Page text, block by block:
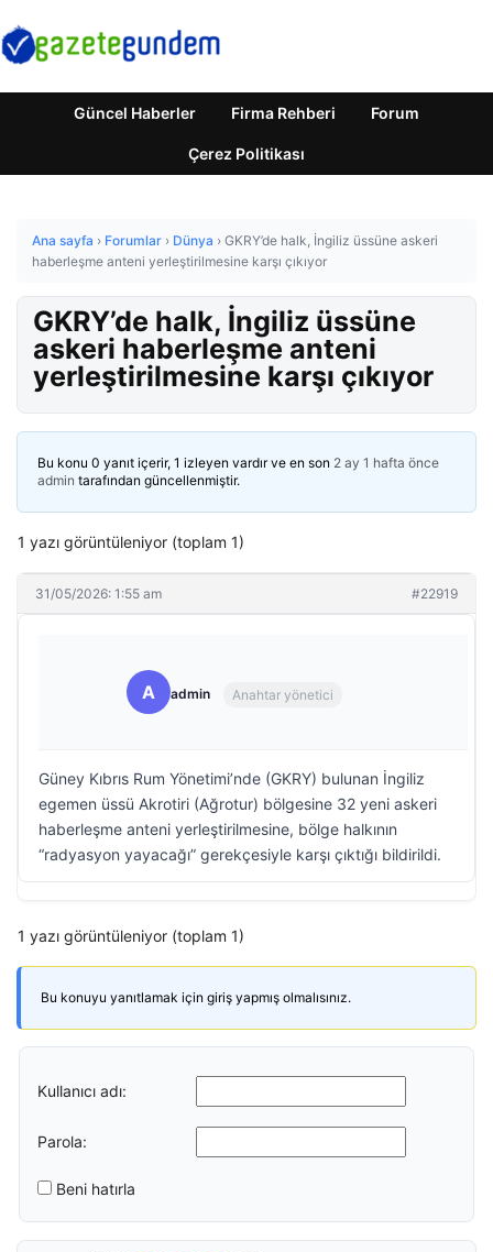
Güncel Haberler Firma Rehberi Forum
Çerez Politikası
Ana sayfa › Forumlar › Dünya › GKRY’de halk, İngiliz üssüne askeri
haberleşme anteni yerleştirilmesine karşı çıkıyor
GKRY’de halk, İngiliz üssüne
askeri haberleşme anteni
yerleştirilmesine karşı çıkıyor
Bu konu 0 yanıt içerir, 1 izleyen vardır ve en son 2 ay 1 hafta önce
admin tarafından güncellenmiştir.
1 yazı görüntüleniyor (toplam 1)
31/05/2026: 1:55 am #22919
A admin Anahtar yönetici
Güney Kıbrıs Rum Yönetimi’nde (GKRY) bulunan İngiliz
egemen üssü Akrotiri (Ağrotur) bölgesine 32 yeni askeri
haberleşme anteni yerleştirilmesine, bölge halkının
“radyasyon yayacağı” gerekçesiyle karşı çıktığı bildirildi.
1 yazı görüntüleniyor (toplam 1)
Bu konuyu yanıtlamak için giriş yapmış olmalısınız.
Kullanıcı adı:
Parola:
Beni hatırla